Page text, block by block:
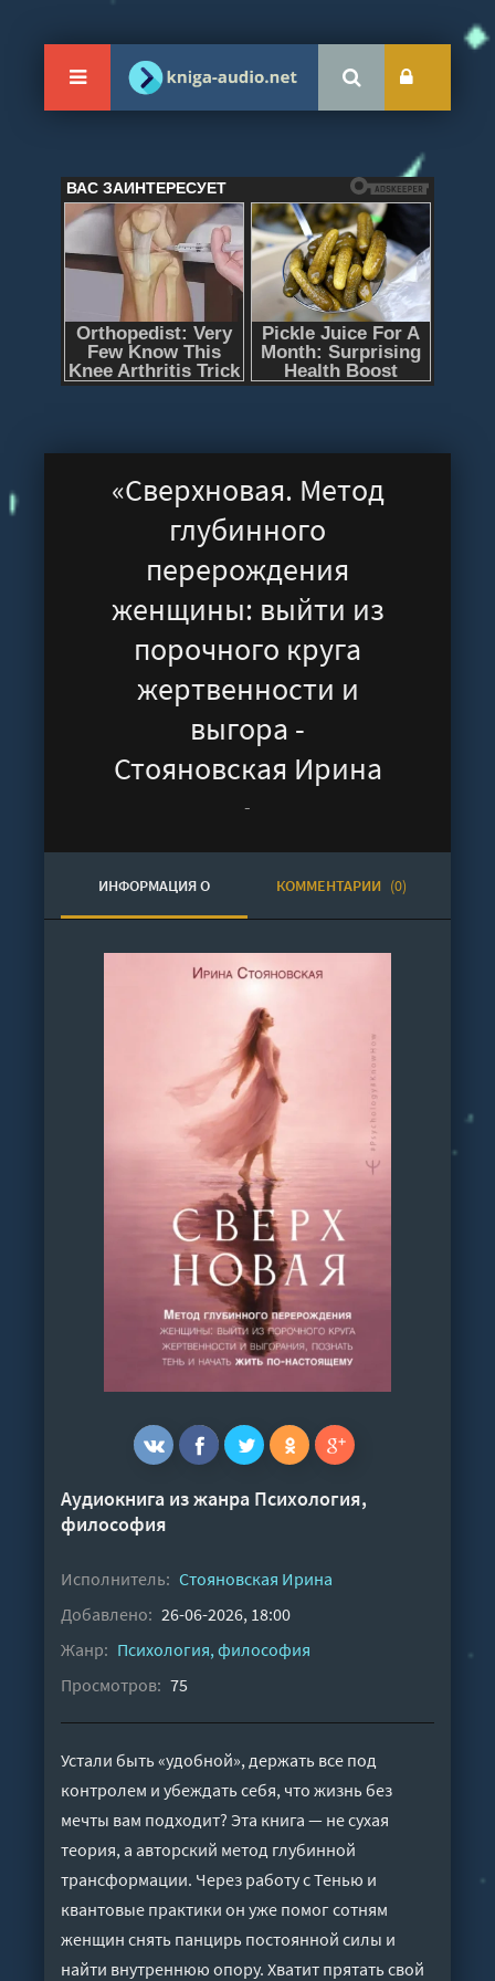
«Сверхновая. Метод
глубинного
перерождения
женщины: выйти из
порочного круга
жертвенности и
выгора -
Стояновская Ирина
-
ИНФОРМАЦИЯ О
АУДИОКНИГЕ
КОММЕНТАРИИ (0)
Аудиокнига из жанра Психология,
философия
Исполнитель: Стояновская Ирина
Добавлено: 26-06-2026, 18:00
Жанр: Психология, философия
Просмотров: 75
Устали быть «удобной», держать все под
контролем и убеждать себя, что жизнь без
мечты вам подходит? Эта книга — не сухая
теория, а авторский метод глубинной
трансформации. Через работу с Тенью и
квантовые практики он уже помог сотням
женщин снять панцирь постоянной силы и
найти внутреннюю опору. Хватит прятать свой